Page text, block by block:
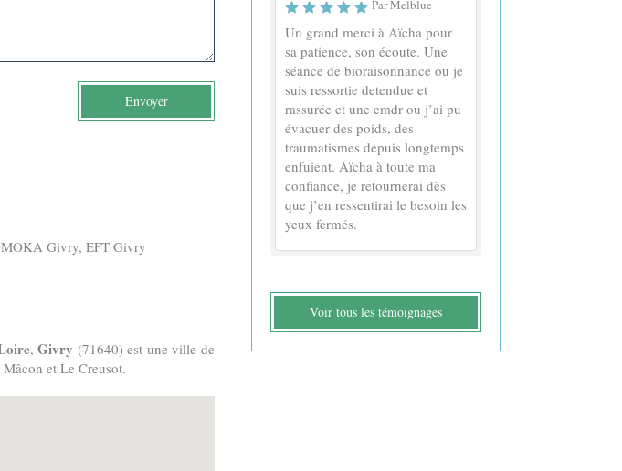
Envoyer
Givry, EFT Givry
,Givry (71640) est une ville de
et Le Creusot.
Par Melblue
Un grand merci à Aïcha pour
sa patience, son écoute. Une
séance de bioraisonnance ou je
suis ressortie detendue et
rassurée et une emdr ou j’ai pu
évacuer des poids, des
traumatismes depuis longtemps
enfuient. Aïcha à toute ma
confiance, je retournerai dès
que j’en ressentirai le besoin les
yeux fermés.
Voir tous les témoignages